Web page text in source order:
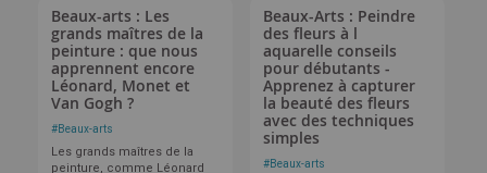
Beaux-arts : Les
grands maîtres de la
peinture : que nous
apprennent encore
Léonard, Monet et
Van Gogh ?
#Beaux-arts
Les grands maîtres de la
peinture, comme Léonard
Beaux-Arts : Peindre
des fleurs à l
aquarelle conseils
pour débutants -
Apprenez à capturer
la beauté des fleurs
avec des techniques
simples
#Beaux-arts